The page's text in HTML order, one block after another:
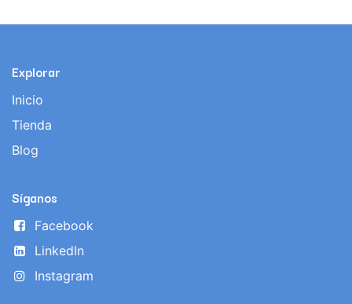
Explorar
Inicio
Tienda
Blog
Síganos
Facebook
LinkedIn
Instagram